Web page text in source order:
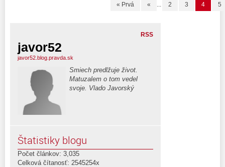
« Prvá « ... 2 3 4 5
RSS
javor52
javor52.blog.pravda.sk
Smiech predlžuje život.
Matuzalem o tom vedel
svoje. Vlado Javorský
Štatistiky blogu
Počet článkov: 3,035
Celková čítanosť: 2545254x